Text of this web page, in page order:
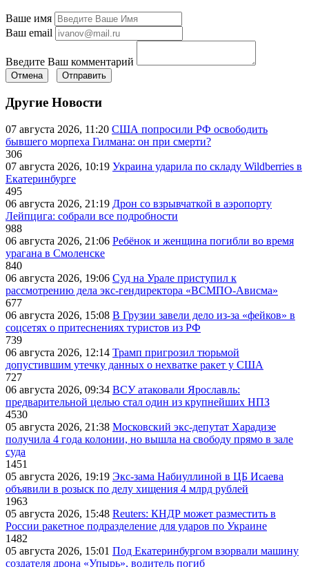
Ваше имя
Ваш email
Введите Ваш комментарий
Отмена Отправить
Другие Новости
07 августа 2026, 11:20 США попросили РФ освободить
бывшего морпеха Гилмана: он при смерти?
306
07 августа 2026, 10:19 Украина ударила по складу Wildberries в
Екатеринбурге
495
06 августа 2026, 21:19 Дрон со взрывчаткой в аэропорту
Лейпцига: собрали все подробности
988
06 августа 2026, 21:06 Ребёнок и женщина погибли во время
урагана в Смоленске
840
06 августа 2026, 19:06 Суд на Урале приступил к
рассмотрению дела экс-гендиректора «ВСМПО-Ависма»
677
06 августа 2026, 15:08 В Грузии завели дело из-за «фейков» в
соцсетях о притеснениях туристов из РФ
739
06 августа 2026, 12:14 Трамп пригрозил тюрьмой
допустившим утечку данных о нехватке ракет у США
727
06 августа 2026, 09:34 ВСУ атаковали Ярославль:
предварительной целью стал один из крупнейших НПЗ
4530
05 августа 2026, 21:38 Московский экс-депутат Харадизе
получила 4 года колонии, но вышла на свободу прямо в зале
суда
1451
05 августа 2026, 19:19 Экс-зама Набиуллиной в ЦБ Исаева
объявили в розыск по делу хищения 4 млрд рублей
1963
05 августа 2026, 15:48 Reuters: КНДР может разместить в
России ракетное подразделение для ударов по Украине
1482
05 августа 2026, 15:01 Под Екатеринбургом взорвали машину
создателя дрона «Упырь», водитель погиб